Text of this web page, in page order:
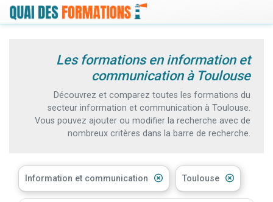
Les formations en information et
communication à Toulouse
Découvrez et comparez toutes les formations du
secteur information et communication à Toulouse.
Vous pouvez ajouter ou modifier la recherche avec de
nombreux critères dans la barre de recherche.
Information et communication Toulouse